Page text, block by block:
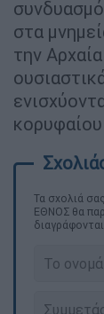
στα
την
Τα σχολιά
ΕΘΝΟΣ θα
διαγράφονται